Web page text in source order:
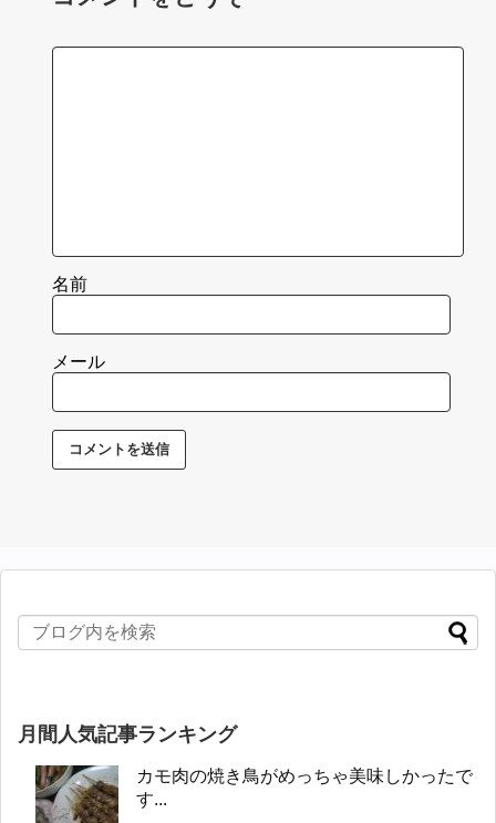
名前
メール
月間人気記事ランキング
カモ肉の焼き鳥がめっちゃ美味しかったで
す...